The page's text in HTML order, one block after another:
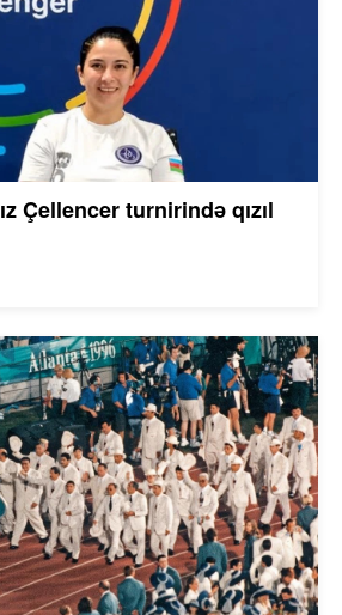
Çellencer turnirində qızıl